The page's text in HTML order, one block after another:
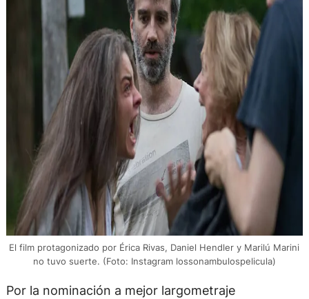
El film protagonizado por Érica Rivas, Daniel Hendler y Marilú Marini
no tuvo suerte. (Foto: Instagram lossonambulospelicula)
Por la nominación a mejor largometraje